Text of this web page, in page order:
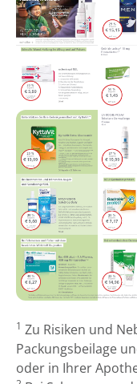
1 Zu Risiken und
Packungsbeilage
oder in Ihrer